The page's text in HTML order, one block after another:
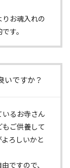
お魂入れの
す。
いですか？
るお寺さん
ご供養して
ろしいかと
ですので、